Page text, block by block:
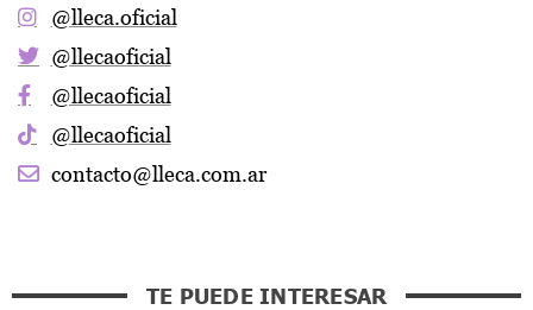
@lleca.oficial
@llecaoficial
@llecaoficial
@llecaoficial
contacto@lleca.com.ar
TE PUEDE INTERESAR